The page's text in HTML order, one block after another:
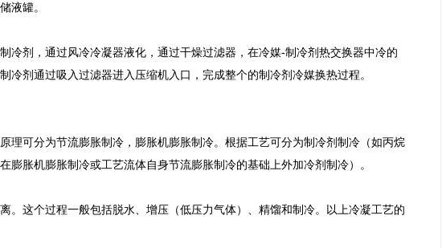
液罐。
冷剂，通过风冷冷凝器液化，通过干燥过滤器，在冷媒-制冷剂热交换器中冷的
冷剂通过吸入过滤器进入压缩机入口，完成整个的制冷剂冷媒换热过程。
理可分为节流膨胀制冷，膨胀机膨胀制冷。根据工艺可分为制冷剂制冷（如丙烷
膨胀机膨胀制冷或工艺流体自身节流膨胀制冷的基础上外加冷剂制冷）。
。这个过程一般包括脱水、增压（低压力气体）、精馏和制冷。以上冷凝工艺的